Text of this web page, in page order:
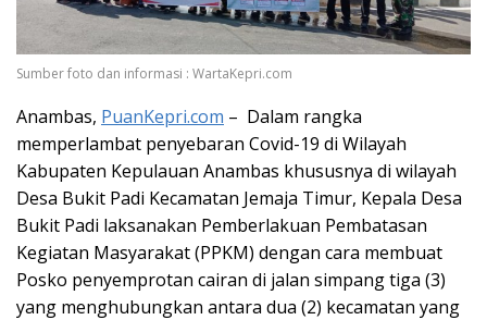
Sumber foto dan informasi : WartaKepri.com
Anambas, PuanKepri.com – Dalam rangka
memperlambat penyebaran Covid-19 di Wilayah
Kabupaten Kepulauan Anambas khususnya di wilayah
Desa Bukit Padi Kecamatan Jemaja Timur, Kepala Desa
Bukit Padi laksanakan Pemberlakuan Pembatasan
Kegiatan Masyarakat (PPKM) dengan cara membuat
Posko penyemprotan cairan di jalan simpang tiga (3)
yang menghubungkan antara dua (2) kecamatan yang